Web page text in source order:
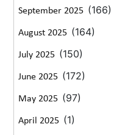
September 2025 (166)
August 2025 (164)
July 2025 (150)
June 2025 (172)
May 2025 (97)
April 2025 (1)